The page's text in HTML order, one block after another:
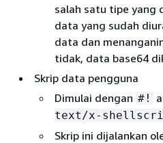
salah satu tipe yang
data yang sudah
data dan
tidak, data base64
Skrip data pengguna
Dimulai dengan #!
text/x-
Skrip ini dijalankan